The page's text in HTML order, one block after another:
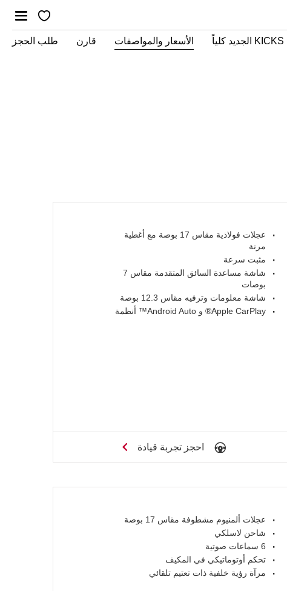
KICKS الجديد كلياً الأسعار والمواصفات قارن طلب الحجز
عجلات فولاذية مقاس 17 بوصة مع أغطية
مرنة
مثبت سرعة
شاشة مساعدة السائق المتقدمة مقاس 7
بوصات
شاشة معلومات وترفيه مقاس 12.3 بوصة
Apple CarPlay® و Android Auto™ أنظمة
احجز تجربة قيادة
عجلات ألمنيوم مشطوفة مقاس 17 بوصة
شاحن لاسلكي
6 سماعات صوتية
تحكم أوتوماتيكي في المكيف
مرآة رؤية خلفية ذات تعتيم تلقائي